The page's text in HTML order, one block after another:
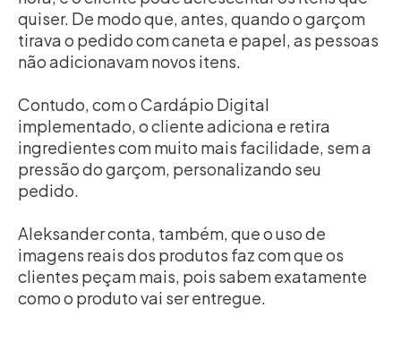
quiser. De modo que, antes, quando o garçom
tirava o pedido com caneta e papel, as pessoas
não adicionavam novos itens.
Contudo, com o Cardápio Digital
implementado, o cliente adiciona e retira
ingredientes com muito mais facilidade, sem a
pressão do garçom, personalizando seu
pedido.
Aleksander conta, também, que o uso de
imagens reais dos produtos faz com que os
clientes peçam mais, pois sabem exatamente
como o produto vai ser entregue.